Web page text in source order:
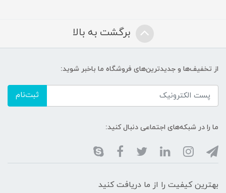
برگشت به بالا
از تخفیف‌ها و جدیدترین‌های فروشگاه ما باخبر شوید:
ثبت‌نام
ما را در شبکه‌های اجتماعی دنبال کنید:
بهترین کیفیت را از ما دریافت کنید